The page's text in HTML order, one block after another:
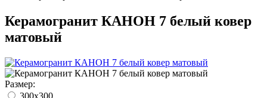
Керамогранит КАНОН 7 белый ковер
матовый
Размер:
300x300